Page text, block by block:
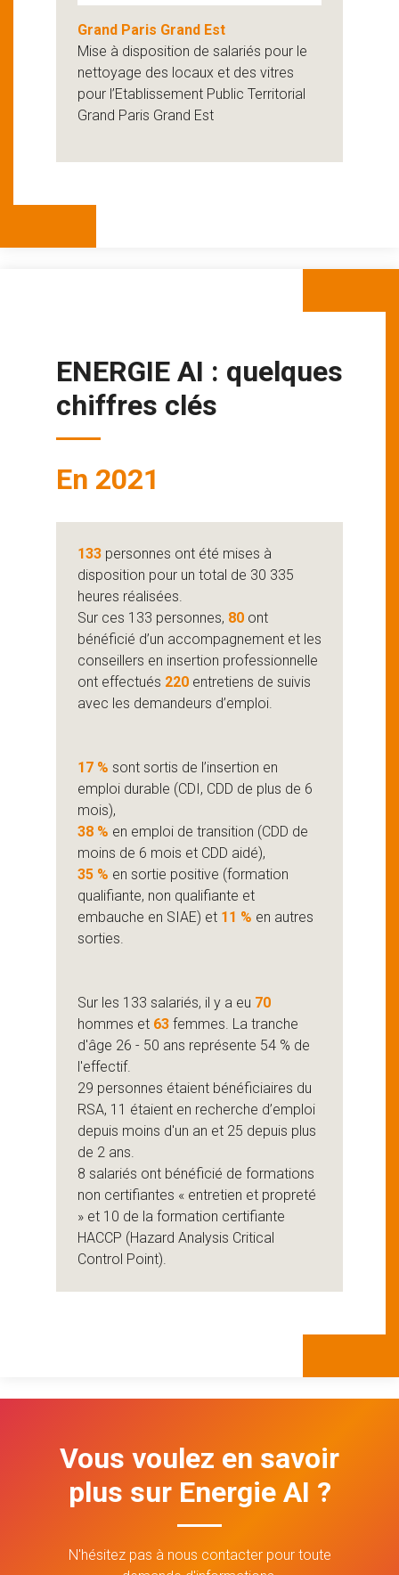
Grand Paris Grand Est
Mise à disposition de salariés pour le
nettoyage des locaux et des vitres
pour l’Etablissement Public Territorial
Grand Paris Grand Est
ENERGIE AI : quelques
chiffres clés
En 2021
133 personnes ont été mises à
disposition pour un total de 30 335
heures réalisées.
Sur ces 133 personnes, 80 ont
bénéficié d’un accompagnement et les
conseillers en insertion professionnelle
ont effectués 220 entretiens de suivis
avec les demandeurs d’emploi.
17 % sont sortis de l’insertion en
emploi durable (CDI, CDD de plus de 6
mois),
38 % en emploi de transition (CDD de
moins de 6 mois et CDD aidé),
35 % en sortie positive (formation
qualifiante, non qualifiante et
embauche en SIAE) et 11 % en autres
sorties.
Sur les 133 salariés, il y a eu 70
hommes et 63 femmes. La tranche
d'âge 26 - 50 ans représente 54 % de
l'effectif.
29 personnes étaient bénéficiaires du
RSA, 11 étaient en recherche d’emploi
depuis moins d'un an et 25 depuis plus
de 2 ans.
8 salariés ont bénéficié de formations
non certifiantes « entretien et propreté
» et 10 de la formation certifiante
HACCP (Hazard Analysis Critical
Control Point).
Vous voulez en savoir
plus sur Energie AI ?
N'hésitez pas à nous contacter pour toute